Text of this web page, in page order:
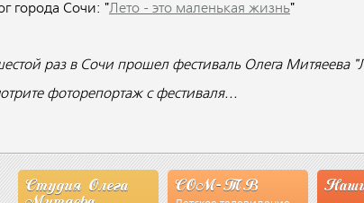
города Сочи: "Лето - это маленькая жизнь"
раз в Сочи прошел фестиваль Олега Митяеева
фоторепортаж с фестиваля...
Студия Олега
СОМ-ТВ